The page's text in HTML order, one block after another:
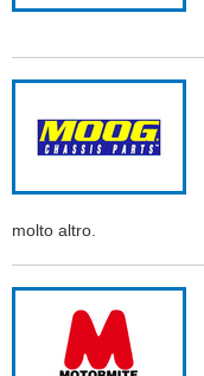
molto altro.